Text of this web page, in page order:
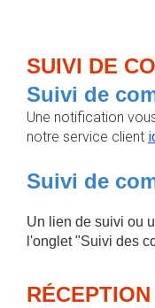
SUIVI DE
Suivi de
Une notification
notre service client
Suivi de
Un lien de suivi ou
l'onglet "Suivi des